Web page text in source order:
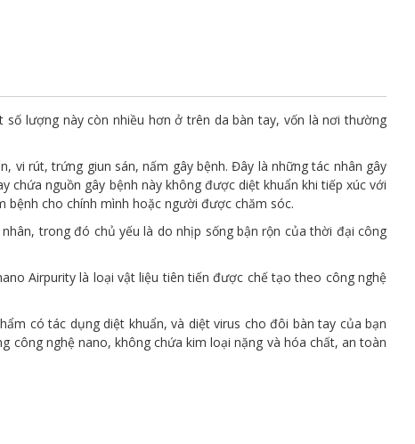
lượng này còn nhiều hơn ở trên da bàn tay, vốn là nơi thường
vi rút, trứng giun sán, nấm gây bệnh. Đây là những tác nhân gây
chứa nguồn gây bệnh này không được diệt khuẩn khi tiếp xúc với
cho chính mình hoặc người được chăm sóc.
trong đó chủ yếu là do nhịp sống bận rộn của thời đại công
Airpurity là loại vật liệu tiên tiến được chế tạo theo công nghệ
có tác dụng diệt khuẩn, và diệt virus cho đôi bàn tay của bạn
công nghệ nano, không chứa kim loại nặng và hóa chất, an toàn